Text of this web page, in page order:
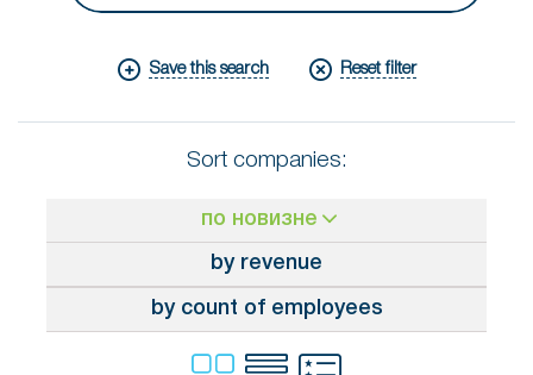
Save this search Reset filter
Sort companies:
по новизне
by revenue
by count of employees